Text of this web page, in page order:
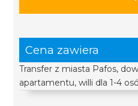
Cena zawiera
Transfer z miasta Pafos,
apartamentu, willi dla 1-4